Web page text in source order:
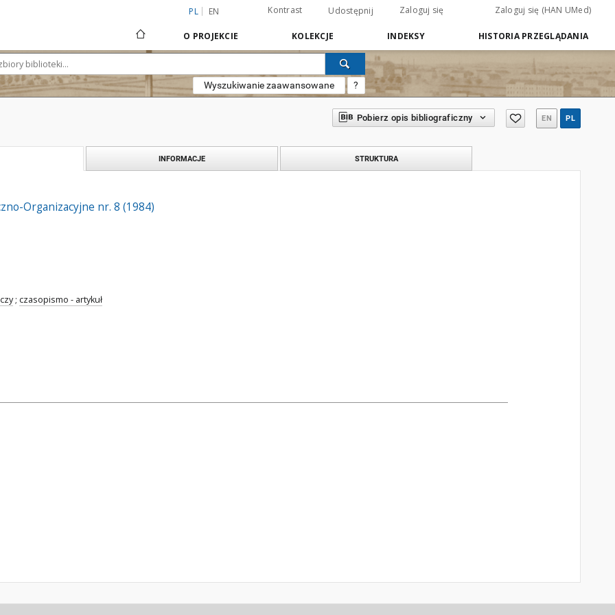
PL EN Kontrast Udostępnij Zaloguj się Zaloguj się (HAN UMed)
O PROJEKCIE KOLEKCJE INDEKSY HISTORIA PRZEGLĄDANIA
Wyszukiwanie zaawansowane ?
Pobierz opis bibliograficzny EN PL
INFORMACJE STRUKTURA
Organizacyjne nr. 8 (1984)
; czasopismo - artykuł